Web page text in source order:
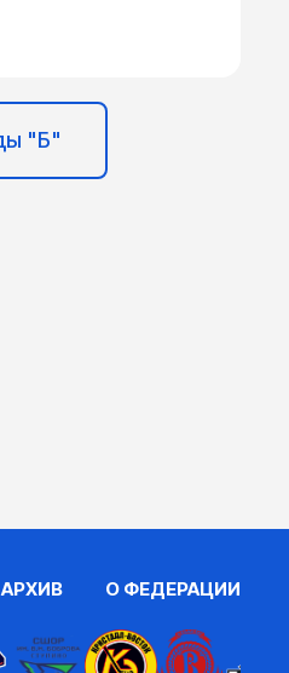
"Б"
АРХИВ О ФЕДЕРАЦИИ